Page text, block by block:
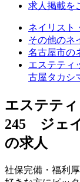
求人掲載を
ネイリスト
その他のネ
名古屋市の
エステテ
古屋タカシ
エステテ
245 ジェ
の求人
社保完備・福利